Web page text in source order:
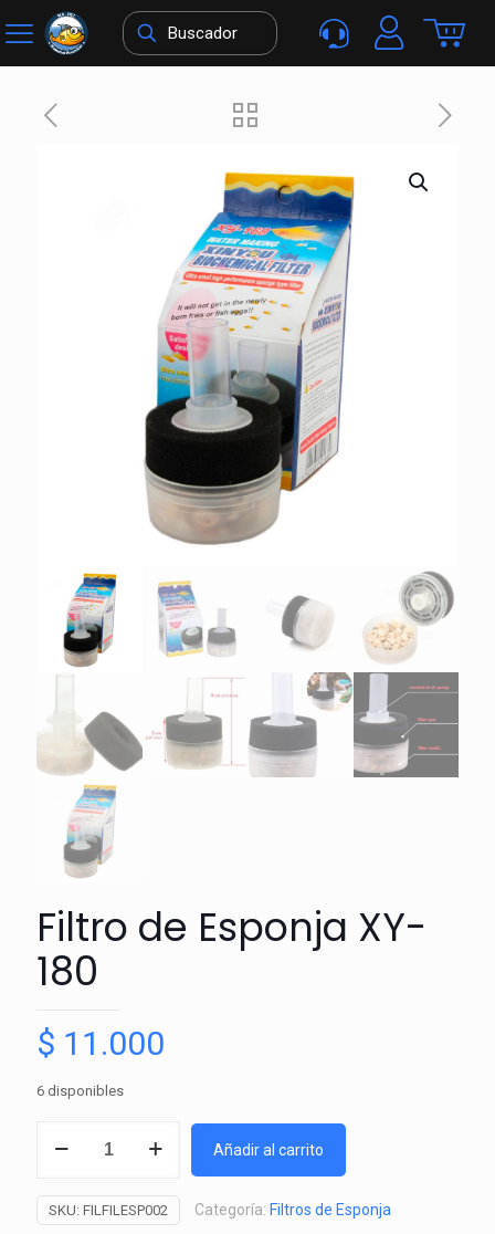
Filtro de Esponja XY-
180
$ 11.000
6 disponibles
XY-
Añadir al carrito
SKU: FILFILESP002 Categoría: Filtros de Esponja